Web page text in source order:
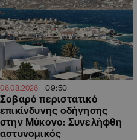
06.08.2026 09:50
Σοβαρό περιστατικό
επικίνδυνης οδήγησης
στην Μύκονο: Συνελήφθη
αστυνομικός